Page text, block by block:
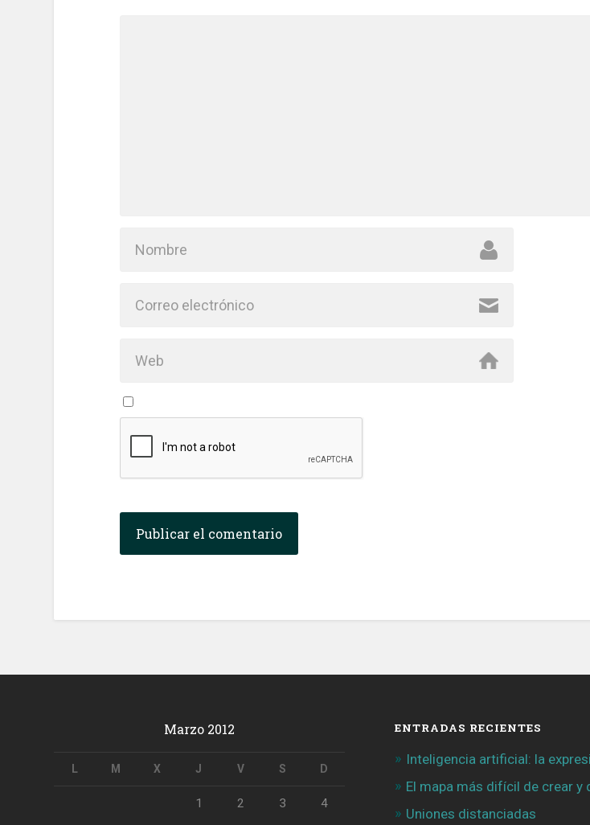
Marzo 2012
L M X J V S D
1 2 3 4
ENTRADAS RECIENTES
Inteligencia artificial: la
El mapa más difícil de crear y
Uniones distanciadas